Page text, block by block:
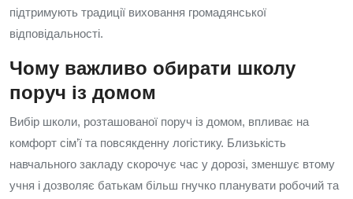
підтримують традиції виховання громадянської
відповідальності.
Чому важливо обирати школу
поруч із домом
Вибір школи, розташованої поруч із домом, впливає на
комфорт сім’ї та повсякденну логістику. Близькість
навчального закладу скорочує час у дорозі, зменшує втому
учня і дозволяє батькам більш гнучко планувати робочий та